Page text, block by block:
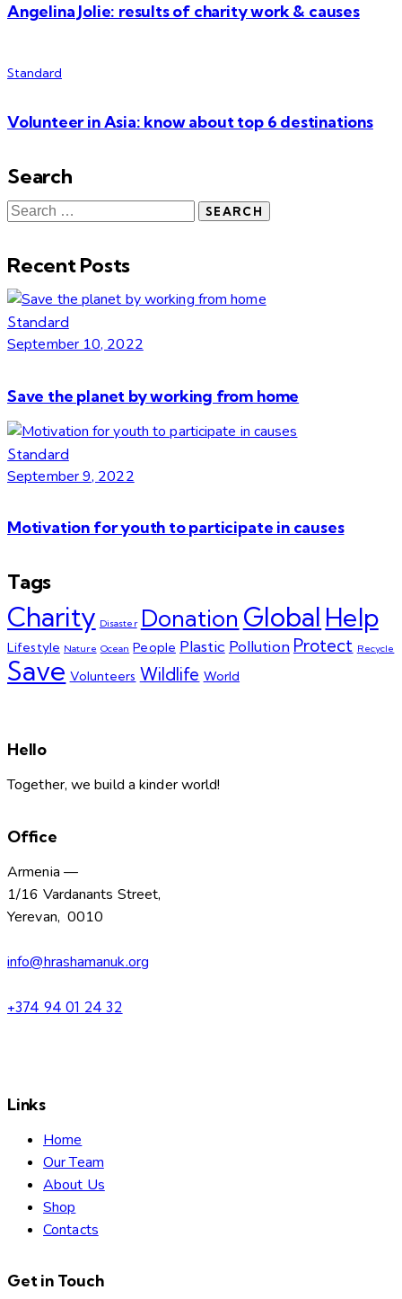
Angelina Jolie: results of charity work & causes
Standard
Volunteer in Asia: know about top 6 destinations
Search
Search
Recent Posts
Standard
September 10, 2022
Save the planet by working from home
Standard
September 9, 2022
Motivation for youth to participate in causes
Tags
Charity Disaster Donation Global Help
Lifestyle Nature Ocean People Plastic Pollution Protect Recycle
Save Volunteers Wildlife World
Hello
Together, we build a kinder world!
Office
Armenia —
1/16 Vardanants Street,
Yerevan, 0010
info@hrashamanuk.org
+374 94 01 24 32
Links
Home
Our Team
About Us
Shop
Contacts
Get in Touch